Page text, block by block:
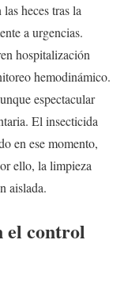
heces tras la
a urgencias.
hospitalización
hemodinámico.
espectacular
El insecticida
en ese momento,
ello, la limpieza
aislada.
el control